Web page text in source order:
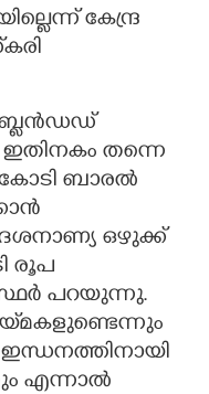
കേന്ദ്ര
ഇതിനകം തന്നെ
കോടി ബാരൽ
ഒഴുക്ക്
രൂപ
പറയുന്നു.
ഇന്ധനത്തിനായി
എന്നാൽ